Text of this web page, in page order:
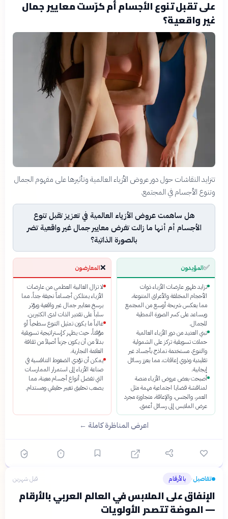
على تقبل تنوع الأجسام أم كرّست معايير جمال
غير واقعية؟
تتزايد النقاشات حول دور عروض الأزياء العالمية وتأثيرها على مفهوم الجمال
وتنوع الأجسام في المجتمع.
هل ساهمت عروض الأزياء العالمية في تعزيز تقبل تنوع
الأجسام أم أنها ما زالت تفرض معايير جمال غير واقعية تضر
بالصورة الذاتية؟
✅المؤيدون
تزايد ظهور عارضات الأزياء ذوات
الأحجام المختلفة والأعراق المتنوعة،
مما يعكس شريحة أوسع من المجتمع
ويساعد على كسر الصورة النمطية
للجمال.
تبني العديد من دور الأزياء العالمية
حملات تسويقية تركز على الشمولية
والتنوع، مستخدمة نماذج بأجساد غير
تقليدية وذوي إعاقات، مما يعزز رسائل
إيجابية.
أصبحت بعض عروض الأزياء منصة
لمناقشة قضايا اجتماعية مهمة مثل
العمر، والجنس، والإعاقة، متجاوزة مجرد
عرض الملابس إلى رسائل أعمق.
❌المعارضون
لا تزال الغالبية العظمى من عارضات
الأزياء يمتلكن أجساماً نحيفة جداً، مما
يرسخ معايير جمال غير واقعية ويؤثر
سلباً على تقدير الذات لدى الكثيرين.
غالباً ما يكون تمثيل التنوع سطحياً أو
مؤقتاً، حيث يظهر كإستراتيجية تسويقية
بدلاً من أن يكون جزءاً أصيلاً من ثقافة
العلامة التجارية.
يمكن أن تؤدي الضغوط التنافسية في
صناعة الأزياء إلى استمرار الممارسات
التي تفضل أنواع أجسام معينة، مما
يصعب تحقيق تغيير حقيقي ومستدام.
اعرض المناظرة كاملة ←
تفاصيل› بالأرقام قبل شهرين
الإنفاق على الملابس في العالم العربي بالأرقام
— الموضة تتصدر الأولويات